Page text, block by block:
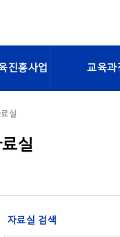
진흥사업 교육과
실
실
자료실 검색